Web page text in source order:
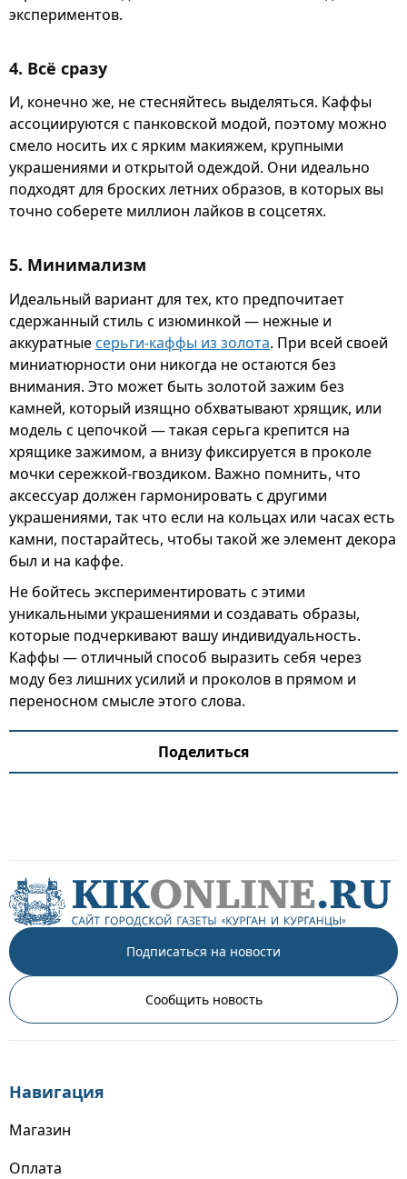
экспериментов.
4. Всё сразу
И, конечно же, не стесняйтесь выделяться. Каффы
ассоциируются с панковской модой, поэтому можно
смело носить их с ярким макияжем, крупными
украшениями и открытой одеждой. Они идеально
подходят для броских летних образов, в которых вы
точно соберете миллион лайков в соцсетях.
5. Минимализм
Идеальный вариант для тех, кто предпочитает
сдержанный стиль с изюминкой — нежные и
аккуратные серьги-каффы из золота. При всей своей
миниатюрности они никогда не остаются без
внимания. Это может быть золотой зажим без
камней, который изящно обхватывают хрящик, или
модель с цепочкой — такая серьга крепится на
хрящике зажимом, а внизу фиксируется в проколе
мочки сережкой-гвоздиком. Важно помнить, что
аксессуар должен гармонировать с другими
украшениями, так что если на кольцах или часах есть
камни, постарайтесь, чтобы такой же элемент декора
был и на каффе.
Не бойтесь экспериментировать с этими
уникальными украшениями и создавать образы,
которые подчеркивают вашу индивидуальность.
Каффы — отличный способ выразить себя через
моду без лишних усилий и проколов в прямом и
переносном смысле этого слова.
Поделиться
Подписаться на новости
Сообщить новость
Навигация
Магазин
Оплата